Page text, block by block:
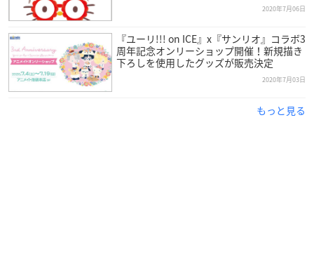
2020年7月06日
『ユーリ!!! on ICE』x『サンリオ』コラボ3
周年記念オンリーショップ開催！新規描き
下ろしを使用したグッズが販売決定
2020年7月03日
もっと見る